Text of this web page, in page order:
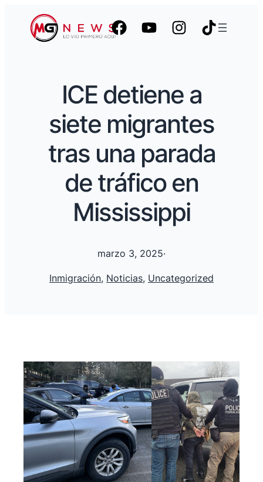
ICE detiene a
siete migrantes
tras una parada
de tráfico en
Mississippi
marzo 3, 2025·
Inmigración, Noticias, Uncategorized